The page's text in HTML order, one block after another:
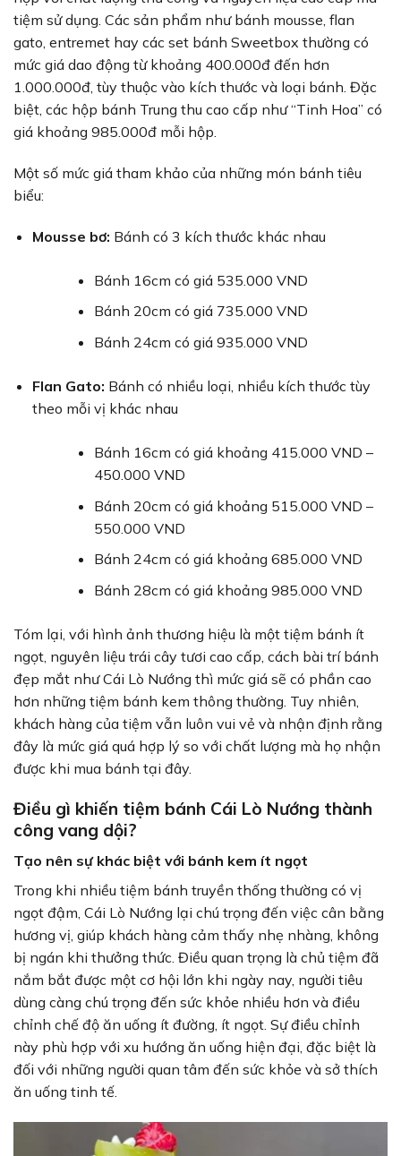
tiệm sử dụng. Các sản phẩm như bánh mousse, flan
gato, entremet hay các set bánh Sweetbox thường có
mức giá dao động từ khoảng 400.000đ đến hơn
1.000.000đ, tùy thuộc vào kích thước và loại bánh. Đặc
biệt, các hộp bánh Trung thu cao cấp như “Tinh Hoa” có
giá khoảng 985.000đ mỗi hộp.
Một số mức giá tham khảo của những món bánh tiêu
biểu:
Mousse bơ: Bánh có 3 kích thước khác nhau
Bánh 16cm có giá 535.000 VND
Bánh 20cm có giá 735.000 VND
Bánh 24cm có giá 935.000 VND
Flan Gato: Bánh có nhiều loại, nhiều kích thước tùy
theo mỗi vị khác nhau
Bánh 16cm có giá khoảng 415.000 VND –
450.000 VND
Bánh 20cm có giá khoảng 515.000 VND –
550.000 VND
Bánh 24cm có giá khoảng 685.000 VND
Bánh 28cm có giá khoảng 985.000 VND
Tóm lại, với hình ảnh thương hiệu là một tiệm bánh ít
ngọt, nguyên liệu trái cây tươi cao cấp, cách bài trí bánh
đẹp mắt như Cái Lò Nướng thì mức giá sẽ có phần cao
hơn những tiệm bánh kem thông thường. Tuy nhiên,
khách hàng của tiệm vẫn luôn vui vẻ và nhận định rằng
đây là mức giá quá hợp lý so với chất lượng mà họ nhận
được khi mua bánh tại đây.
Điều gì khiến tiệm bánh Cái Lò Nướng thành
công vang dội?
Tạo nên sự khác biệt với bánh kem ít ngọt
Trong khi nhiều tiệm bánh truyền thống thường có vị
ngọt đậm, Cái Lò Nướng lại chú trọng đến việc cân bằng
hương vị, giúp khách hàng cảm thấy nhẹ nhàng, không
bị ngán khi thưởng thức. Điều quan trọng là chủ tiệm đã
nắm bắt được một cơ hội lớn khi ngày nay, người tiêu
dùng càng chú trọng đến sức khỏe nhiều hơn và điều
chỉnh chế độ ăn uống ít đường, ít ngọt. Sự điều chỉnh
này phù hợp với xu hướng ăn uống hiện đại, đặc biệt là
đối với những người quan tâm đến sức khỏe và sở thích
ăn uống tinh tế.